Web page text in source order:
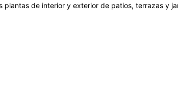
de interior y exterior de patios, terrazas y